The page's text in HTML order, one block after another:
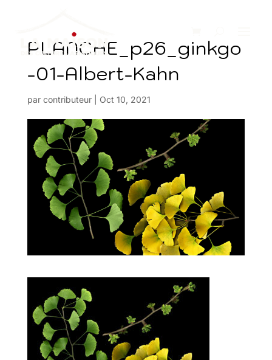
PLANCHE_p26_ginkgo
-01-Albert-Kahn
par contributeur| Oct 10, 2021